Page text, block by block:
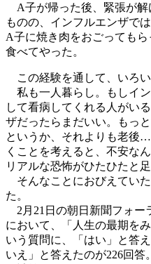
A子が帰った後、緊張が解
ものの、インフルエンザで
A子に焼き肉をおごっても
食べてやった。
この経験を通して、いろい
私も一人暮らし。もしイ
して看病してくれる人がい
ザだったらまだいい。もっ
というか、それよりも老後
くことを考えると、不安な
リアルな恐怖がひたひたと
そんなことにおびえてい
た。
2月21日の朝日新聞フォー
において、「人生の最期を
いう質問に、「はい」と答
いえ」と答えたのが226回